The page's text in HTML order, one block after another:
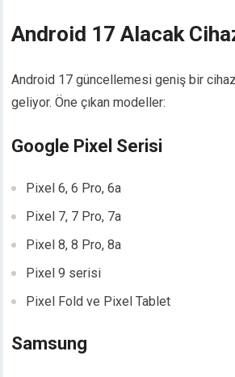
Android 17 Alacak
Android 17 güncellemesi geniş bir
geliyor. Öne çıkan modeller:
Google Pixel Serisi
Pixel 6, 6 Pro, 6a
Pixel 7, 7 Pro, 7a
Pixel 8, 8 Pro, 8a
Pixel 9 serisi
Pixel Fold ve Pixel Tablet
Samsung